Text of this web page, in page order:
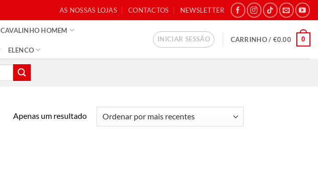
AS NOSSAS LOJAS CONTACTOS NEWSLETTER
CAVALINHO HOMEM
ELENCO
INICIAR SESSÃO CARRINHO / €0.00 0
Apenas um resultado